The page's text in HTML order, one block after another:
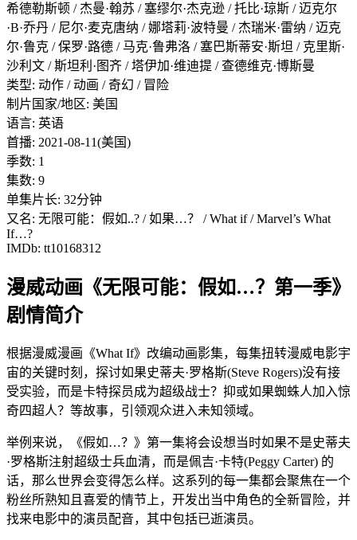
希德勒斯顿 / 杰曼·翰苏 / 塞缪尔·杰克逊 / 托比·琼斯 / 迈克尔
·B·乔丹 / 尼尔·麦克唐纳 / 娜塔莉·波特曼 / 杰瑞米·雷纳 / 迈克
尔·鲁克 / 保罗·路德 / 马克·鲁弗洛 / 塞巴斯蒂安·斯坦 / 克里斯·
沙利文 / 斯坦利·图齐 / 塔伊加·维迪提 / 查德维克·博斯曼
类型: 动作 / 动画 / 奇幻 / 冒险
制片国家/地区: 美国
语言: 英语
首播: 2021-08-11(美国)
季数: 1
集数: 9
单集片长: 32分钟
又名: 无限可能：假如..? / 如果…？ / What if / Marvel’s What
If…?
IMDb: tt10168312
漫威动画《无限可能：假如…？第一季》
剧情简介
根据漫威漫画《What If》改编动画影集，每集扭转漫威电影宇
宙的关键时刻，探讨如果史蒂夫·罗格斯(Steve Rogers)没有接
受实验，而是卡特探员成为超级战士？抑或如果蜘蛛人加入惊
奇四超人？等故事，引领观众进入未知领域。
举例来说，《假如…？》第一集将会设想当时如果不是史蒂夫
·罗格斯注射超级士兵血清，而是佩吉·卡特(Peggy Carter) 的
话，那么世界会变得怎么样。这系列的每一集都会聚焦在一个
粉丝所熟知且喜爱的情节上，开发出当中角色的全新冒险，并
找来电影中的演员配音，其中包括已逝演员。